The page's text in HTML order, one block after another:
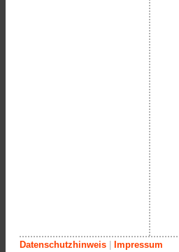
Datenschutzhinweis Impressum